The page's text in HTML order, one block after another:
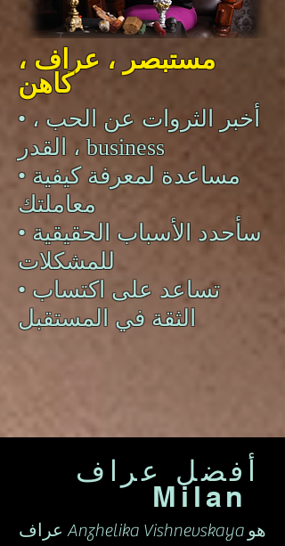
مستبصر ، عراف ،
كاهن
• أخبر الثروات عن الحب ،
القدر ، business
• مساعدة لمعرفة كيفية
• سأحدد الأسباب الحقيقية
• تساعد على اكتساب
الثقة في المستقبل
أفضل عراف
عراف Anzhelika Vishnevskaya هو